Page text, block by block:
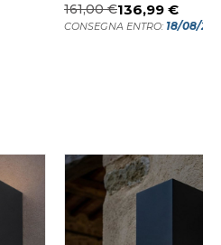
161,00 €136,99 €
CONSEGNA ENTRO: 18/08/